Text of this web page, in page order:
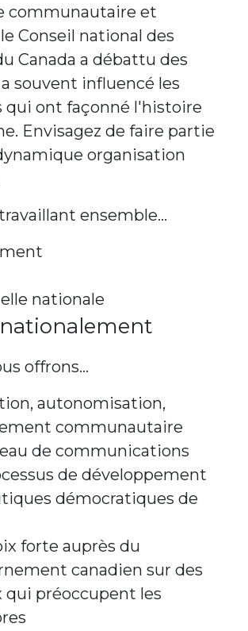
communautaire et
Conseil national des
Canada a débattu des
souvent influencé les
qui ont façonné l'histoire
Envisagez de faire partie
organisation
ensemble…
nationale​
offrons…
autonomisation,
communautaire​
de communications​
de développement
démocratiques de
forte auprès du
canadien sur des
qui préoccupent les